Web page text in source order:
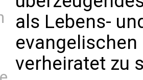
als Lebens-
verheiratet zu